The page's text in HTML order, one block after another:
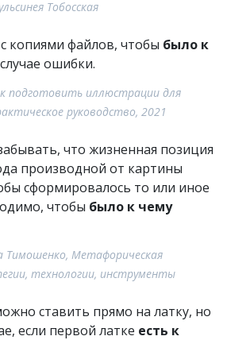
Тобосская
копиями файлов, чтобы было к
ошибки.
подготовить иллюстрации для
руководство, 2021
что жизненная позиция
производной от картины
сформировалось то или иное
чтобы было к чему
Тимошенко, Метафорическая
технологии, инструменты
ставить прямо на латку, но
если первой латке есть к